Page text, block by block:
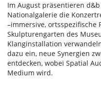
Im August präsentieren
Nationalgalerie die
–immersive, ortsspezifische
Skulpturengarten des
Klanginstallation
dazu ein, neue Synergien
entdecken, wobei Spatial
Medium wird.